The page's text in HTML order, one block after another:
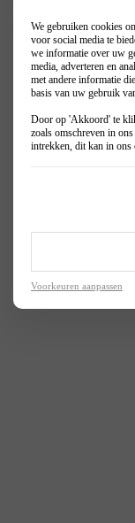
We gebruiken cookies
voor social media te
we informatie over uw
media, adverteren en
met andere informatie
basis van uw gebruik
Door op 'Akkoord' te
zoals omschreven in ons
intrekken, dit kan in ons
Voorkeuren aanpassen
Tonale
Tonale Plug-in Hybrid
Stelvio
Giulia
Alfa Romeo Velp
Werkplaatsafspraak
Autoverzekering
Nieuws
Merken
Acties
Stel je vraag
Contact
Algemene voorwaarden
© 2026